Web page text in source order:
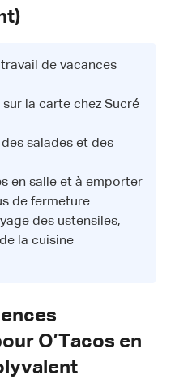
de vacances
la carte chez Sucré
salades et des
en salle et à emporter
de fermeture
des ustensiles,
la cuisine
O’Tacos en